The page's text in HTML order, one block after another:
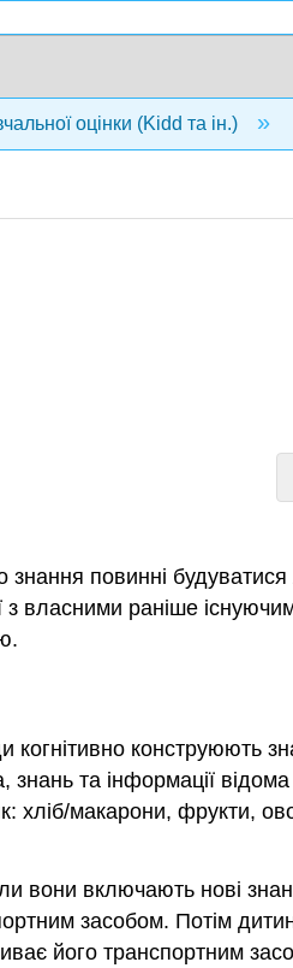
оцінки (Kidd та ін.)
знання повинні
власними раніше
когнітивно конструюють
знань та інформації
хліб/макарони, фрукти,
вони включають нові
засобом. Потім
його транспортним